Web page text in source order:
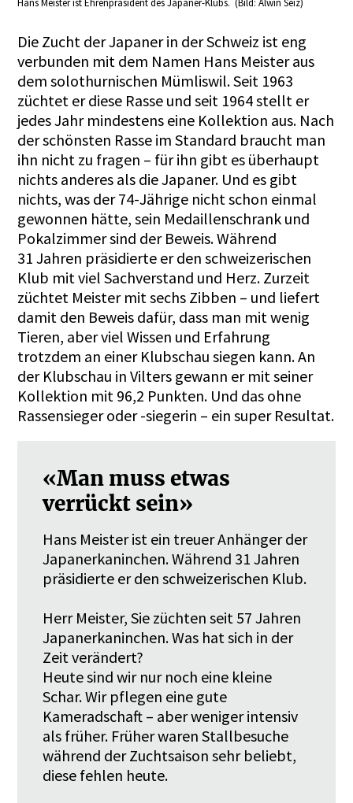
Hans Meister ist Ehrenpräsident des Japaner-Klubs. (Bild: Alwin Seiz)
Die Zucht der Japaner in der Schweiz ist eng
verbunden mit dem Namen Hans Meister aus
dem solothurnischen Mümliswil. Seit 1963
züchtet er diese Rasse und seit 1964 stellt er
jedes Jahr mindestens eine Kollektion aus. Nach
der schönsten Rasse im Standard braucht man
ihn nicht zu fragen – für ihn gibt es überhaupt
nichts anderes als die Japaner. Und es gibt
nichts, was der 74-Jährige nicht schon einmal
gewonnen hätte, sein Medaillenschrank und
Pokalzimmer sind der Beweis. Während
31 Jahren präsidierte er den schweizerischen
Klub mit viel Sachverstand und Herz. Zurzeit
züchtet Meister mit sechs Zibben – und liefert
damit den Beweis dafür, dass man mit wenig
Tieren, aber viel Wissen und Erfahrung
trotzdem an einer Klubschau siegen kann. An
der Klubschau in Vilters gewann er mit seiner
Kollektion mit 96,2 Punkten. Und das ohne
Rassensieger oder -siegerin – ein super Resultat.
«Man muss etwas
verrückt sein»
Hans Meister ist ein treuer Anhänger der
Japanerkaninchen. Während 31 Jahren
präsidierte er den schweizerischen Klub.
Herr Meister, Sie züchten seit 57 Jahren
Japanerkaninchen. Was hat sich in der
Zeit verändert?
Heute sind wir nur noch eine kleine
Schar. Wir pflegen eine gute
Kameradschaft – aber weniger intensiv
als früher. Früher waren Stallbesuche
während der Zuchtsaison sehr beliebt,
diese fehlen heute.